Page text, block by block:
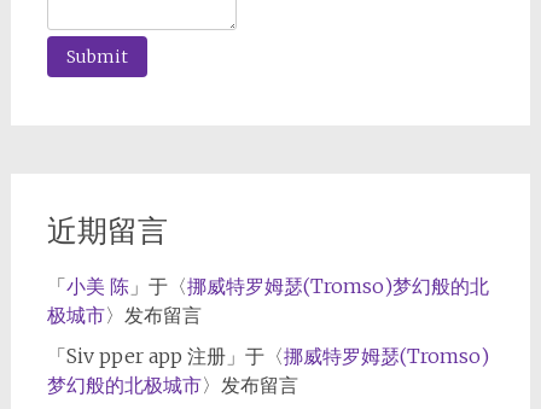
近期留言
「小美 陈」于〈挪威特罗姆瑟(Tromso)梦幻般的北
极城市〉发布留言
「Siv pper app 注册」于〈挪威特罗姆瑟(Tromso)
梦幻般的北极城市〉发布留言